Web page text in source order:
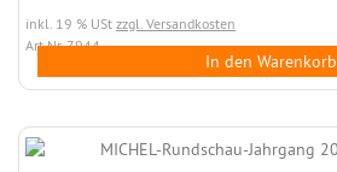
inkl. 19 % USt zzgl. Versandkosten
Art.Nr. 7944
In den Warenkorb